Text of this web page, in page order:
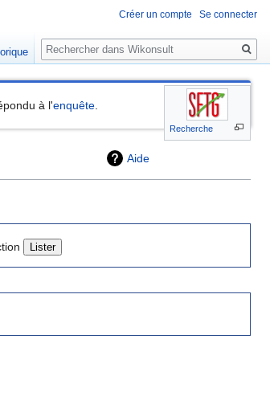
Recherche
à l'enquête
Aide
Créer un compte Se connecter
Rechercher